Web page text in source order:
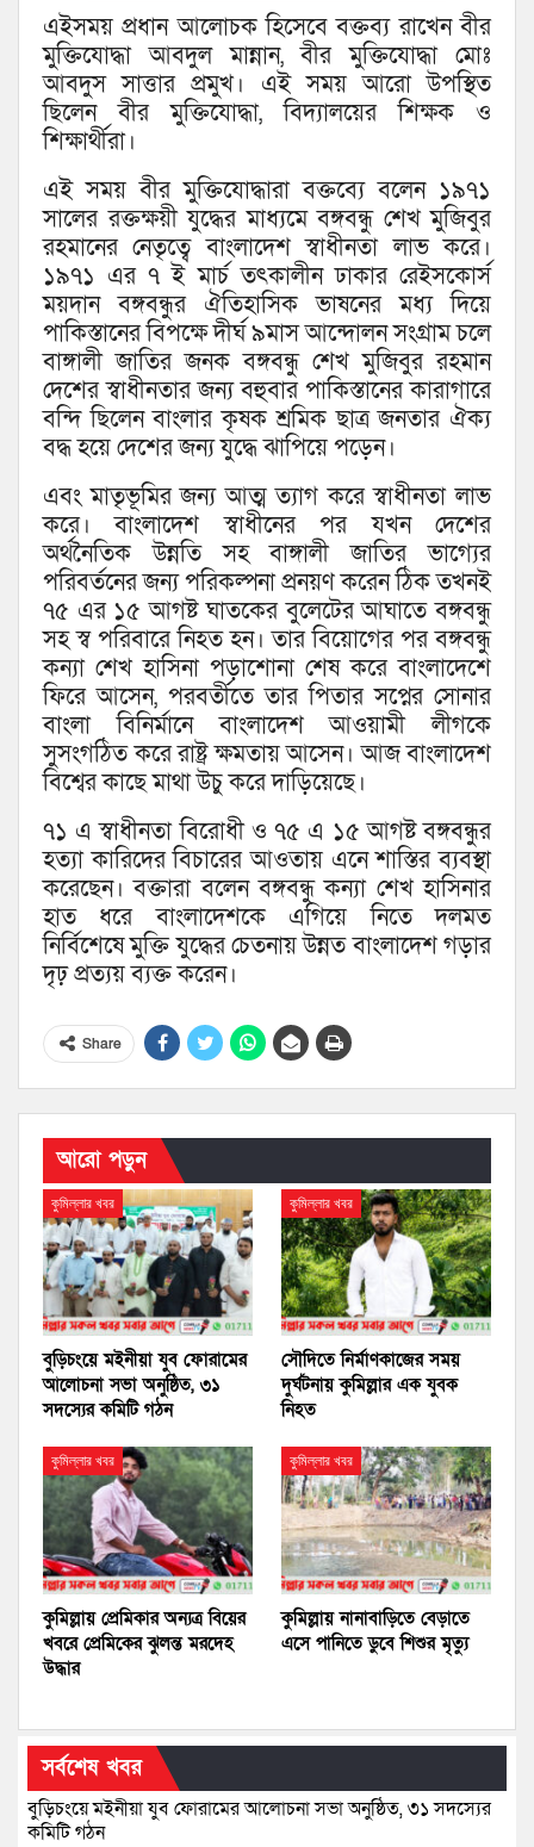
এইসময় প্রধান আলোচক হিসেবে বক্তব্য রাখেন বীর
মুক্তিযোদ্ধা আবদুল মান্নান, বীর মুক্তিযোদ্ধা মোঃ
আবদুস সাত্তার প্রমুখ। এই সময় আরো উপস্থিত
ছিলেন বীর মুক্তিযোদ্ধা, বিদ্যালয়ের শিক্ষক ও
শিক্ষার্থীরা।
এই সময় বীর মুক্তিযোদ্ধারা বক্তব্যে বলেন ১৯৭১
সালের রক্তক্ষয়ী যুদ্ধের মাধ্যমে বঙ্গবন্ধু শেখ মুজিবুর
রহমানের নেতৃত্বে বাংলাদেশ স্বাধীনতা লাভ করে।
১৯৭১ এর ৭ ই মার্চ তৎকালীন ঢাকার রেইসকোর্স
ময়দান বঙ্গবন্ধুর ঐতিহাসিক ভাষনের মধ্য দিয়ে
পাকিস্তানের বিপক্ষে দীর্ঘ ৯মাস আন্দোলন সংগ্রাম চলে
বাঙ্গালী জাতির জনক বঙ্গবন্ধু শেখ মুজিবুর রহমান
দেশের স্বাধীনতার জন্য বহুবার পাকিস্তানের কারাগারে
বন্দি ছিলেন বাংলার কৃষক শ্রমিক ছাত্র জনতার ঐক্য
বদ্ধ হয়ে দেশের জন্য যুদ্ধে ঝাপিয়ে পড়েন।
এবং মাতৃভূমির জন্য আত্ম ত্যাগ করে স্বাধীনতা লাভ
করে। বাংলাদেশ স্বাধীনের পর যখন দেশের
অর্থনৈতিক উন্নতি সহ বাঙ্গালী জাতির ভাগ্যের
পরিবর্তনের জন্য পরিকল্পনা প্রনয়ণ করেন ঠিক তখনই
৭৫ এর ১৫ আগষ্ট ঘাতকের বুলেটের আঘাতে বঙ্গবন্ধু
সহ স্ব পরিবারে নিহত হন। তার বিয়োগের পর বঙ্গবন্ধু
কন্যা শেখ হাসিনা পড়াশোনা শেষ করে বাংলাদেশে
ফিরে আসেন, পরবর্তীতে তার পিতার সপ্নের সোনার
বাংলা বিনির্মানে বাংলাদেশ আওয়ামী লীগকে
সুসংগঠিত করে রাষ্ট্র ক্ষমতায় আসেন। আজ বাংলাদেশ
বিশ্বের কাছে মাথা উচু করে দাড়িয়েছে।
৭১ এ স্বাধীনতা বিরোধী ও ৭৫ এ ১৫ আগষ্ট বঙ্গবন্ধুর
হত্যা কারিদের বিচারের আওতায় এনে শাস্তির ব্যবস্থা
করেছেন। বক্তারা বলেন বঙ্গবন্ধু কন্যা শেখ হাসিনার
হাত ধরে বাংলাদেশকে এগিয়ে নিতে দলমত
নির্বিশেষে মুক্তি যুদ্ধের চেতনায় উন্নত বাংলাদেশ গড়ার
দৃঢ় প্রত্যয় ব্যক্ত করেন।
Share
আরো পড়ুন
কুমিল্লার খবর
বুড়িচংয়ে মইনীয়া যুব ফোরামের
আলোচনা সভা অনুষ্ঠিত, ৩১
সদস্যের কমিটি গঠন
কুমিল্লার খবর
সৌদিতে নির্মাণকাজের সময়
দুর্ঘটনায় কুমিল্লার এক যুবক
নিহত
কুমিল্লার খবর
কুমিল্লায় প্রেমিকার অন্যত্র বিয়ের
খবরে প্রেমিকের ঝুলন্ত মরদেহ
উদ্ধার
কুমিল্লার খবর
কুমিল্লায় নানাবাড়িতে বেড়াতে
এসে পানিতে ডুবে শিশুর মৃত্যু
সর্বশেষ খবর
বুড়িচংয়ে মইনীয়া যুব ফোরামের আলোচনা সভা অনুষ্ঠিত, ৩১ সদস্যের
কমিটি গঠন